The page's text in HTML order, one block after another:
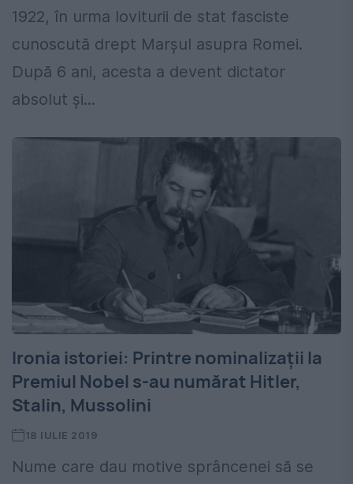
1922, în urma loviturii de stat fasciste
cunoscută drept Marşul asupra Romei.
După 6 ani, acesta a devent dictator
absolut şi...
Ironia istoriei: Printre nominalizații la
Premiul Nobel s-au numărat Hitler,
Stalin, Mussolini
18 IULIE 2019
Nume care dau motive sprâncenei să se